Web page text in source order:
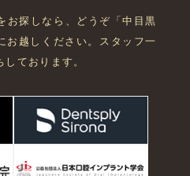
お探しなら、どうぞ「中目黒
お越しください。スタッフ一
ております。